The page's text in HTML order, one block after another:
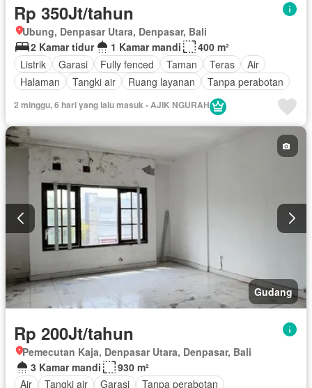
Rp 350Jt/tahun
Ubung, Denpasar Utara, Denpasar, Bali
2 Kamar tidur
1 Kamar mandi
400 m²
Listrik
Garasi Fully fenced Taman Teras
Air
Halaman
Tangki air Ruang layanan Tanpa perabotan
2 minggu, 6 hari yang lalu masuk - AJIK NGURAH
Gudang
Rp 200Jt/tahun
Pemecutan Kaja, Denpasar Utara, Denpasar, Bali
3 Kamar mandi
930 m²
Air
Tangki air Garasi Tanpa perabotan